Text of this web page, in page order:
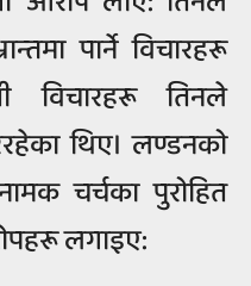
पार्ने विचारहरू
विचारहरू तिनले
थिए। लण्डनको
चर्चका पुरोहित
लगाइए: